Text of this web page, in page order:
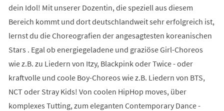
dein Idol! Mit unserer Dozentin, die speziell aus diesem
Bereich kommt und dort deutschlandweit sehr erfolgreich ist,
lernst du die Choreografien der angesagtesten koreanischen
Stars . Egal ob energiegeladene und graziöse Girl-Choreos
wie z.B. zu Liedern von Itzy, Blackpink oder Twice - oder
kraftvolle und coole Boy-Choreos wie z.B. Liedern von BTS,
NCT oder Stray Kids! Von coolen HipHop moves, über
komplexes Tutting, zum eleganten Contemporary Dance -